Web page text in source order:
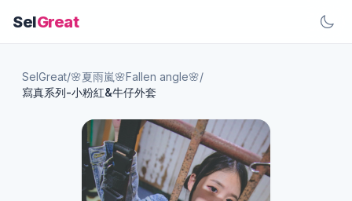
SelGreat
SelGreat/🌸夏雨嵐🌸Fallen angle🌸/
寫真系列-小粉紅&牛仔外套